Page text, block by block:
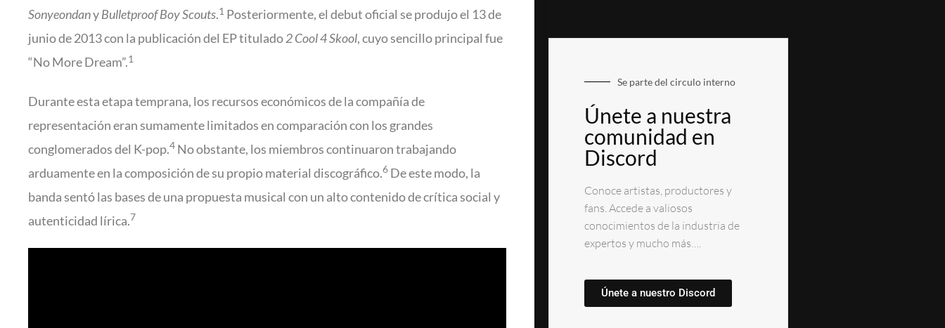
SonyeondanyBulletproof Boy Scouts.1 Posteriormente, el debut oficial se produjo el 13 de
junio de 2013 con la publicación del EP titulado2 Cool 4 Skool, cuyo sencillo principal fue
“No More Dream”.1
Durante esta etapa temprana, los recursos económicos de la compañía de
representación eran sumamente limitados en comparación con los grandes
conglomerados del K-pop.4 No obstante, los miembros continuaron trabajando
arduamente en la composición de su propio material discográfico.6 De este modo, la
banda sentó las bases de una propuesta musical con un alto contenido de crítica social y
autenticidad lírica.7
Se parte del circulo interno
Únete a nuestra
comunidad en
Discord
Conoce artistas, productores y
fans. Accede a valiosos
conocimientos de la industria de
expertos y mucho más….
Únete a nuestro Discord